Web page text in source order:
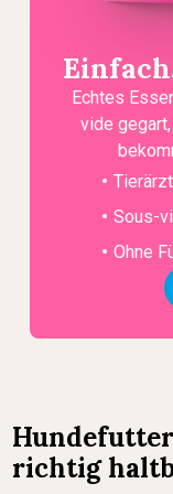
Echtes
vide
Sous-
Ohne
richtig